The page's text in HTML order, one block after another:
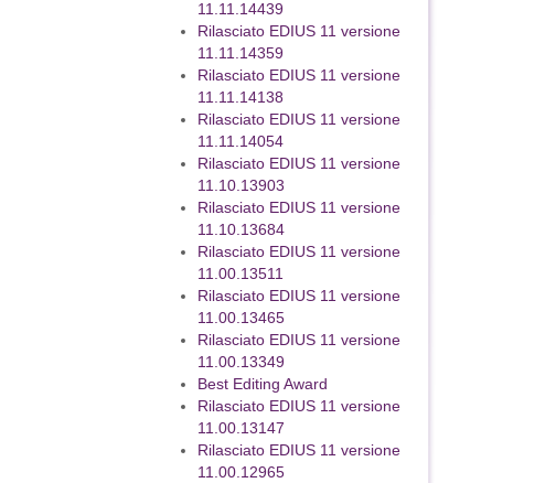
11.11.14439
Rilasciato EDIUS 11 versione
11.11.14359
Rilasciato EDIUS 11 versione
11.11.14138
Rilasciato EDIUS 11 versione
11.11.14054
Rilasciato EDIUS 11 versione
11.10.13903
Rilasciato EDIUS 11 versione
11.10.13684
Rilasciato EDIUS 11 versione
11.00.13511
Rilasciato EDIUS 11 versione
11.00.13465
Rilasciato EDIUS 11 versione
11.00.13349
Best Editing Award
Rilasciato EDIUS 11 versione
11.00.13147
Rilasciato EDIUS 11 versione
11.00.12965